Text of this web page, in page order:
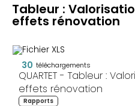
Tableur :
effets rénovation
30 téléchargements
QUARTET - Tableur :
effets rénovation
Rapports